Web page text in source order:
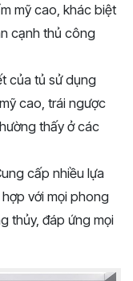
mỹ cao, khác biệt
cạnh thủ công
của tủ sử dụng
cao, trái ngược
thấy ở các
cấp nhiều lựa
với mọi phong
thủy, đáp ứng mọi